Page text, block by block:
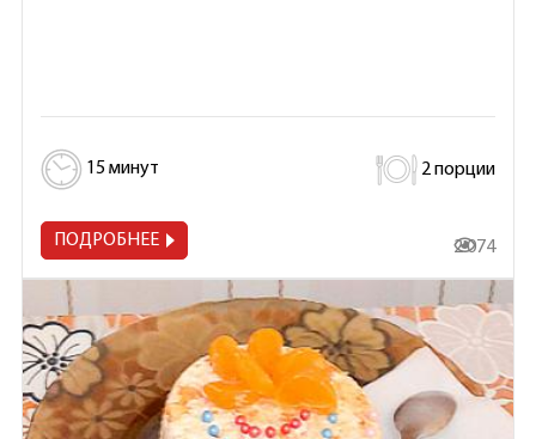
15 минут 2 порции
ПОДРОБНЕЕ 2 074